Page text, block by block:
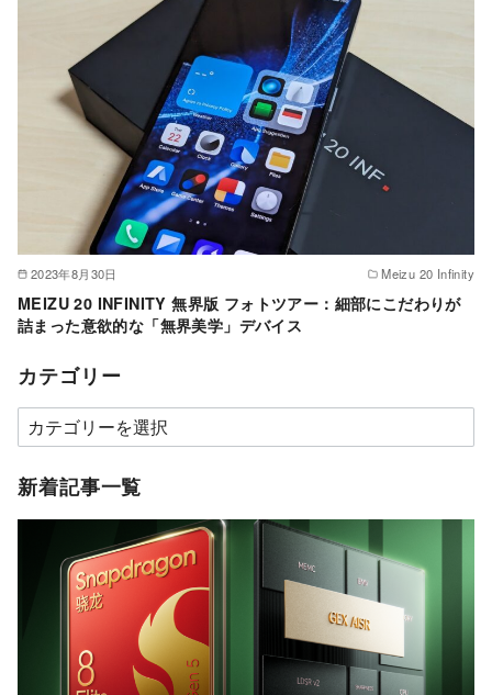
2023年8月30日 Meizu 20 Infinity
MEIZU 20 INFINITY 無界版 フォトツアー：細部にこだわりが
詰まった意欲的な「無界美学」デバイス
カテゴリー
カ
テ
ゴ
新着記事一覧